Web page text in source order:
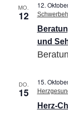
MO.
12
und
12.
DO.
15
Herz-
15.